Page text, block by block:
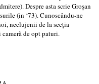
Despre asta scrie Groşan
(in ‘73). Cunoscându-ne
neclujenii de la secţia
de opt paturi.